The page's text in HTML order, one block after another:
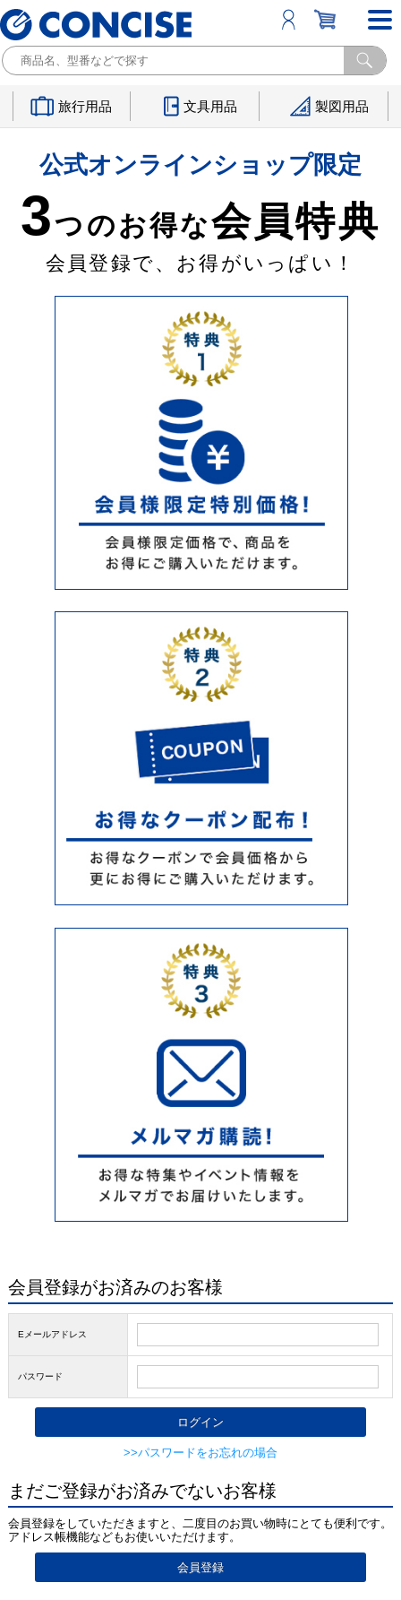
旅行用品 文具用品 製図用品
公式オンラインショップ限定
3つのお得な会員特典
会員登録で、お得がいっぱい！
会員登録がお済みのお客様
Eメールアドレス
パスワード
>>パスワードをお忘れの場合
まだご登録がお済みでないお客様
会員登録をしていただきますと、二度目のお買い物時にとても便利です。
アドレス帳機能などもお使いいただけます。